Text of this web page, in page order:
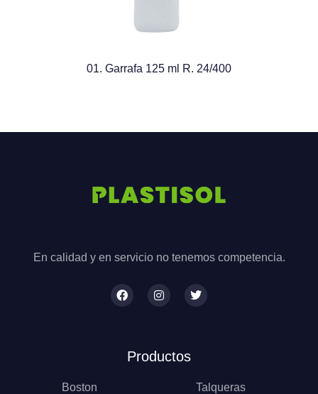
01. Garrafa 125 ml R. 24/400
En calidad y en servicio no tenemos competencia.
Productos
Boston Talqueras